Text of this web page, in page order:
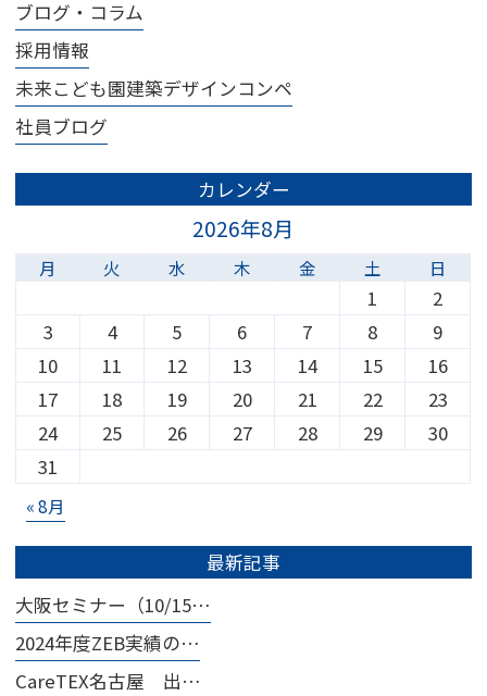
ブログ・コラム
採用情報
未来こども園建築デザインコンペ
社員ブログ
カレンダー
2026年8月
月 火 水 木 金 土 日
« 8月
1
2
3
4 5 6 7 8
9
10
11 12 13 14 15
16
17
18 19 20 21 22
23
24
25 26 27 28 29
30
31
最新記事
大阪セミナー（10/15…
2024年度ZEB実績の…
CareTEX名古屋 出…